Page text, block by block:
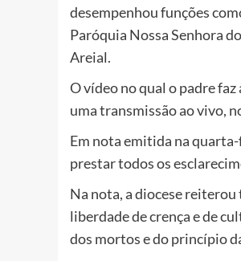
desempenhou funções
Paróquia Nossa Senhora
Areial.
O vídeo no qual o padre
uma transmissão ao vivo,
Em nota emitida na
prestar todos os
Na nota, a diocese
liberdade de crença e de
dos mortos e do princípio